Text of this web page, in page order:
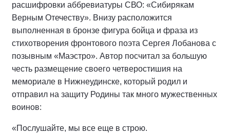
расшифровки аббревиатуры СВО: «Сибирякам
Верным Отечеству». Внизу расположится
выполненная в бронзе фигура бойца и фраза из
стихотворения фронтового поэта Сергея Лобанова с
позывным «Маэстро». Автор посчитал за большую
честь размещение своего четверостишия на
мемориале в Нижнеудинске, который родил и
отправил на защиту Родины так много мужественных
воинов:
«Послушайте, мы все еще в строю.